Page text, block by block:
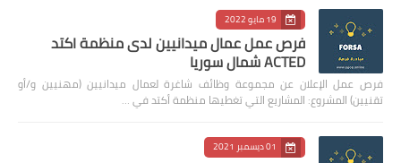
19 مايو 2022
فرص عمل عمال ميدانيين لدى منظمة اكتد
ACTED شمال سوريا
فرص عمل الإعلان عن مجموعة وظائف شاغرة لعمال ميدانيين (مهنيين و/أو
تقنيين) المشروع: المشاريع التي تغطيها منظمة أكتد في …
01 ديسمبر 2021